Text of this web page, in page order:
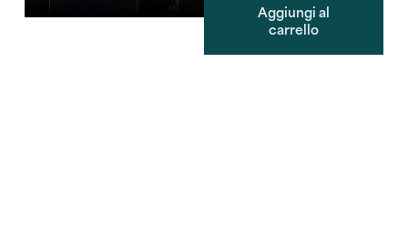
Aggiungi al
carrello